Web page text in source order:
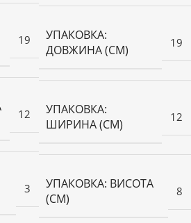
19
12
3
УПАКОВКА:
ДОВЖИНА (СМ)
19
УПАКОВКА:
ШИРИНА (СМ)
12
УПАКОВКА: ВИСОТА
(СМ)
8